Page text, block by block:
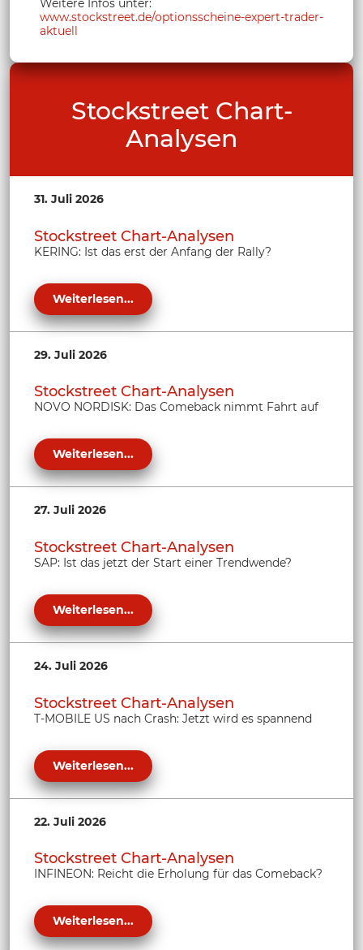
Weitere Infos unter:
www.stockstreet.de/optionsscheine-expert-trader-
aktuell
Stockstreet Chart-
Analysen
31. Juli 2026
Stockstreet Chart-Analysen
KERING: Ist das erst der Anfang der Rally?
Weiterlesen...
29. Juli 2026
Stockstreet Chart-Analysen
NOVO NORDISK: Das Comeback nimmt Fahrt auf
Weiterlesen...
27. Juli 2026
Stockstreet Chart-Analysen
SAP: Ist das jetzt der Start einer Trendwende?
Weiterlesen...
24. Juli 2026
Stockstreet Chart-Analysen
T-MOBILE US nach Crash: Jetzt wird es spannend
Weiterlesen...
22. Juli 2026
Stockstreet Chart-Analysen
INFINEON: Reicht die Erholung für das Comeback?
Weiterlesen...